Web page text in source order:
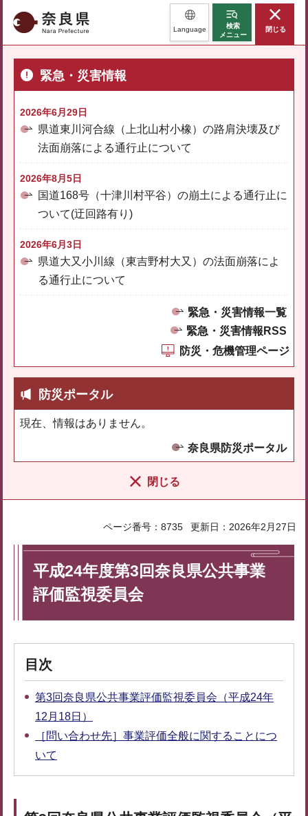
奈良県 Language
検索
メニュー
閉じる
緊急・災害情報
2026年6月29日
県道東川河合線（上北山村小橡）の路肩決壊及び
法面崩落による通行止について
2026年8月5日
国道168号（十津川村平谷）の崩土による通行止に
ついて(迂回路有り)
2026年6月3日
県道大又小川線（東吉野村大又）の法面崩落によ
る通行止について
緊急・災害情報一覧
緊急・災害情報RSS
防災・危機管理ページ
防災ポータル
現在、情報はありません。
奈良県防災ポータル
閉じる
ページ番号：8735 更新日：2026年2月27日
平成24年度第3回奈良県公共事業
評価監視委員会
目次
第3回奈良県公共事業評価監視委員会（平成24年
12月18日）
［問い合わせ先］事業評価全般に関することにつ
いて